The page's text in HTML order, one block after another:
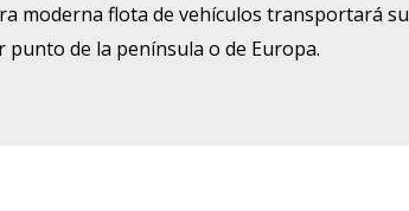
moderna flota de vehículos transportará su
de la península o de Europa.